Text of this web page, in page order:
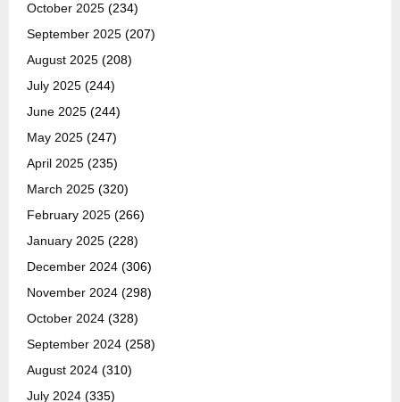
October 2025 (234)
September 2025 (207)
August 2025 (208)
July 2025 (244)
June 2025 (244)
May 2025 (247)
April 2025 (235)
March 2025 (320)
February 2025 (266)
January 2025 (228)
December 2024 (306)
November 2024 (298)
October 2024 (328)
September 2024 (258)
August 2024 (310)
July 2024 (335)